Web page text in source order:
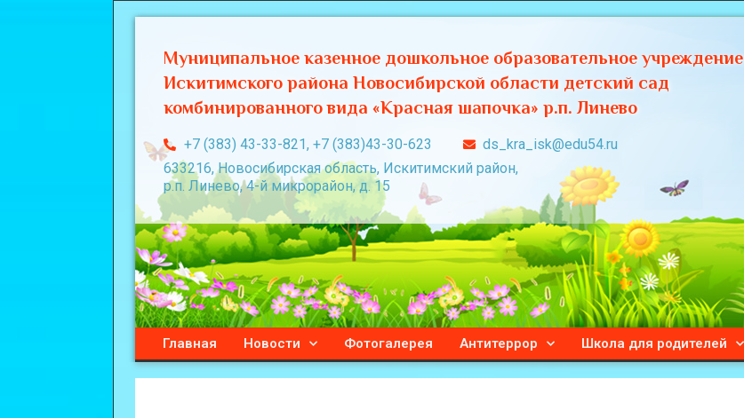
Муниципальное казенное дошкольное образовательное учреждение
Искитимского района Новосибирской области детский сад
комбинированного вида «Красная шапочка» р.п. Линево
+7 (383) 43-33-821, +7 (383)43-30-623
ds_kra_isk@edu54.ru
633216, Новосибирская область, Искитимский район,
р.п. Линево, 4-й микрорайон, д. 15
Главная Новости Фотогалерея Антитеррор Школа для родителей